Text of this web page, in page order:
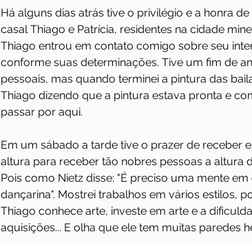
Há alguns dias atrás tive o privilégio e a honra
casal Thiago e Patrícia, residentes na cidade
Thiago entrou em contato comigo sobre seu
conforme suas determinações. Tive um fim de
pessoais, mas quando terminei a pintura das
Thiago dizendo que a pintura estava pronta e
passar por aqui.
Em um sábado a tarde tive o prazer de receber
altura para receber tão nobres pessoas a altura
Pois como Nietz disse: "É preciso uma mente
dançarina". Mostrei trabalhos em vários estilos,
Thiago conhece arte, investe em arte e a
aquisições... E olha que ele tem muitas paredes